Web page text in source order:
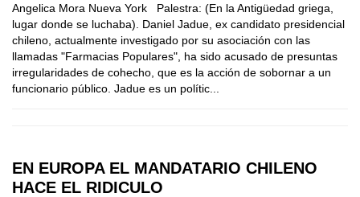
Angelica Mora Nueva York Palestra: (En la Antigüedad griega,
lugar donde se luchaba). Daniel Jadue, ex candidato presidencial
chileno, actualmente investigado por su asociación con las
llamadas "Farmacias Populares", ha sido acusado de presuntas
irregularidades de cohecho, que es la acción de sobornar a un
funcionario público. Jadue es un polític...
EN EUROPA EL MANDATARIO CHILENO
HACE EL RIDICULO